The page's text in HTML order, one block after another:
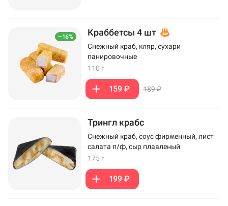
–16% Краббетсы 4 шт
Снежный краб, кляр, сухари
панировочные
110 г
159 ₽ 189 ₽
Трингл крабс
Снежный краб, соус фирменный, лист
салата п/ф, сыр плавленый
175 г
199 ₽